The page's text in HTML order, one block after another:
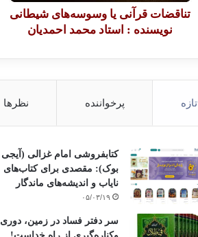
تناقضات قرآنی یا وسوسه‌های شیطانی
نویسنده : استاد محمد احمدیان
تازه پرخواننده نظرها
کتابفروشی امام غزالی (آیجی
بوک): مقصدی برای کتاب‌های
نایاب و اندیشه‌های ماندگار
۰۵/۰۳/۱۹
سر دفتر فساد در زمین‌، دوری